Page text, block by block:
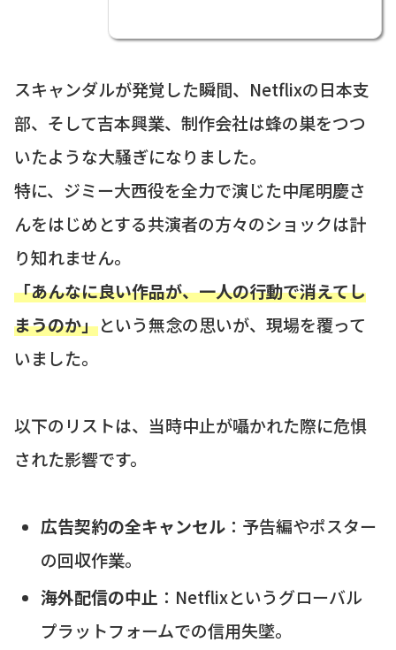
スキャンダルが発覚した瞬間、Netflixの日本支
部、そして吉本興業、制作会社は蜂の巣をつつ
いたような大騒ぎになりました。
特に、ジミー大西役を全力で演じた中尾明慶さ
んをはじめとする共演者の方々のショックは計
り知れません。
「あんなに良い作品が、一人の行動で消えてし
まうのか」という無念の思いが、現場を覆って
いました。
以下のリストは、当時中止が囁かれた際に危惧
された影響です。
広告契約の全キャンセル：予告編やポスター
の回収作業。
海外配信の中止 ：Netflixというグローバル
プラットフォームでの信用失墜。